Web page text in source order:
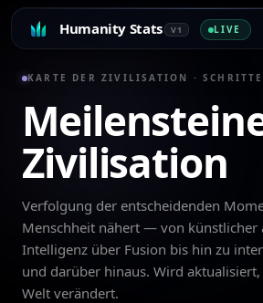
Humanity Stats V1 LIVE
KARTE DER ZIVILISATION · SCHRITTE
Zivilisation
Verfolgung der entscheidenden
Menschheit nähert — von künstlicher
Intelligenz über Fusion bis hin zu
und darüber hinaus. Wird
Welt verändert.